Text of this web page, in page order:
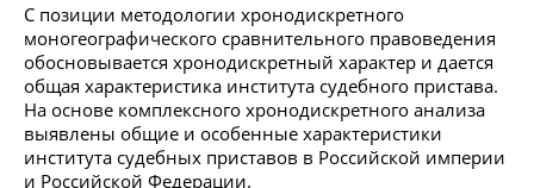
С позиции методологии хронодискретного
моногеографического сравнительного правоведения
обосновывается хронодискретный характер и дается
общая характеристика института судебного пристава.
На основе комплексного хронодискретного анализа
выявлены общие и особенные характеристики
института судебных приставов в Российской империи
и Российской Федерации.